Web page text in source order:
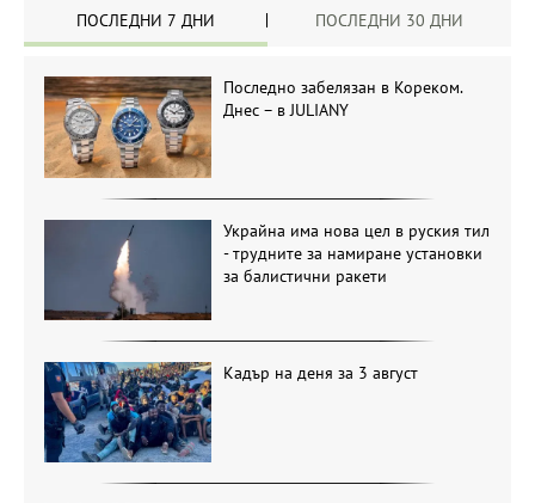
ПОСЛЕДНИ 7 ДНИ ПОСЛЕДНИ 30 ДНИ
Последно забелязан в Кореком.
Днес – в JULIANY
Украйна има нова цел в руския тил
- трудните за намиране установки
за балистични ракети
Кадър на деня за 3 август